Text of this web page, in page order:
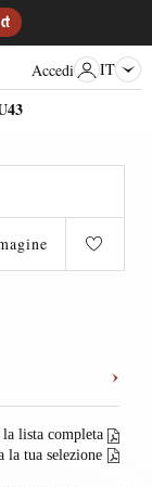
Accedi IT
la lista completa
la tua selezione